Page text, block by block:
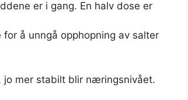
er i gang. En halv dose er
å unngå opphopning av salter
jo mer stabilt blir næringsnivået.